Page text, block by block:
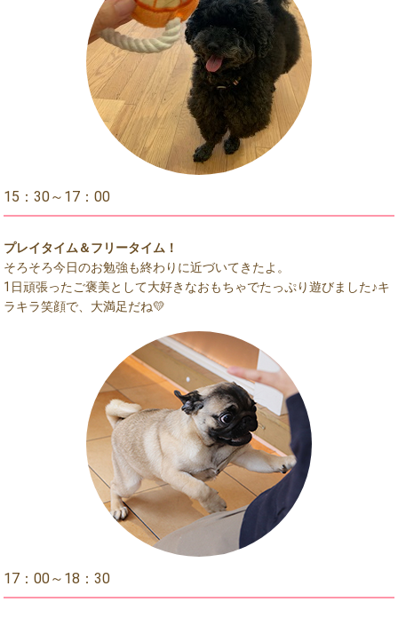
15：30～17：00
プレイタイム＆フリータイム！
そろそろ今日のお勉強も終わりに近づいてきたよ。
1日頑張ったご褒美として大好きなおもちゃでたっぷり遊びました♪キ
ラキラ笑顔で、大満足だね💛
17：00～18：30